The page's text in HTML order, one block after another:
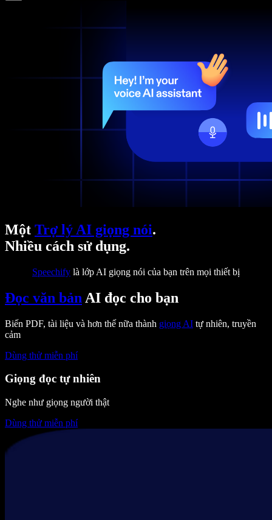
Một Trợ lý AI giọng nói.
Nhiều cách sử dụng.
Speechify là lớp AI giọng nói của bạn trên mọi thiết bị
Đọc văn bản AI đọc cho bạn
Biến PDF, tài liệu và hơn thế nữa thành giọng AI tự nhiên, truyền
cảm
Dùng thử miễn phí
Giọng đọc tự nhiên
Nghe như giọng người thật
Dùng thử miễn phí